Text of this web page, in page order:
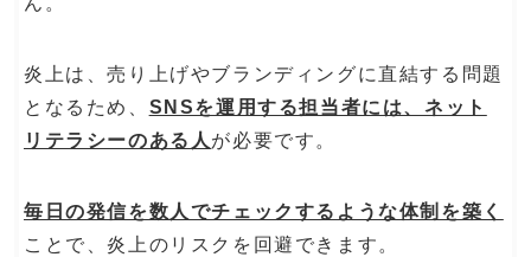
炎上は、売り上げやブランディングに直結する問題
となるため、 SNSを運用する担当者には、ネット
リテラシーのある人 が必要です。
毎日の発信を数人でチェックするような体制を築く
ことで、炎上のリスクを回避できます。